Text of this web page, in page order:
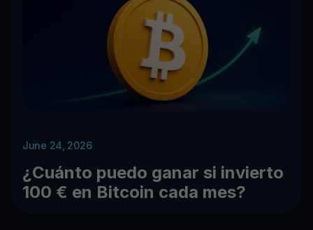
June 24, 2026
¿Cuánto puedo ganar si invierto
100 € en Bitcoin cada mes?